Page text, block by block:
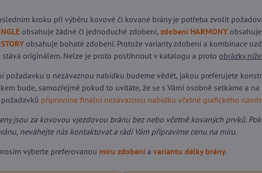
kroku při výběru kovové či kované brány je potřeba zvolit
obsahuje žádné či jednoduché zdobení,zdobení HARMONY
obsahuje bohaté zdobení. Protože varianty zdobení a kombinace
stává originálem. Nelze je proto postihnout v katalogu a proto obrázky
požadavku o nezávaznou nabídku budeme vědět, jakou preferujete
bude, samozřejmě pokud to uvítáte, že se s Vámi osobně setkáme a
připravíme finální nezávaznou nabídku včetně grafického
jsou za kovovou vjezdovou bránu bez nebo včetně kovaných prvků.
neváhejte nás kontaktovat a rádi Vám připravíme cenu na míru.
vyberte preferovanou míru zdobení avariantu délky brány.